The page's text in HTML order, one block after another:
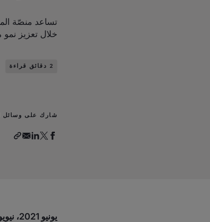
خلال تعزيز
2 دقائق قراءة
شارك على وسائل
يونيو 2021، نيويورك، الولايات المتحدة: